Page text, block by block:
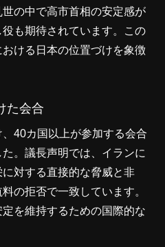
の中で高市首相の安定感が
も期待されています。この
ける日本の位置づけを象徴
た会合
40カ国以上が参加する会合
。議長声明では、イランに
対する直接的な脅威と非
の拒否で一致しています。
を維持するための国際的な